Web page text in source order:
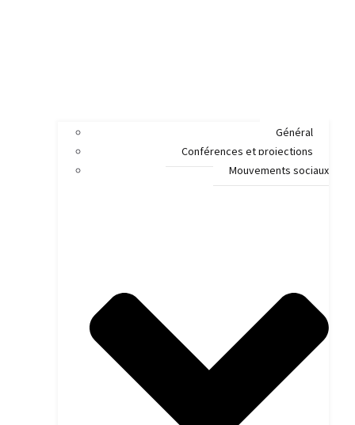
Général
Conférences et projections
Mouvements sociaux